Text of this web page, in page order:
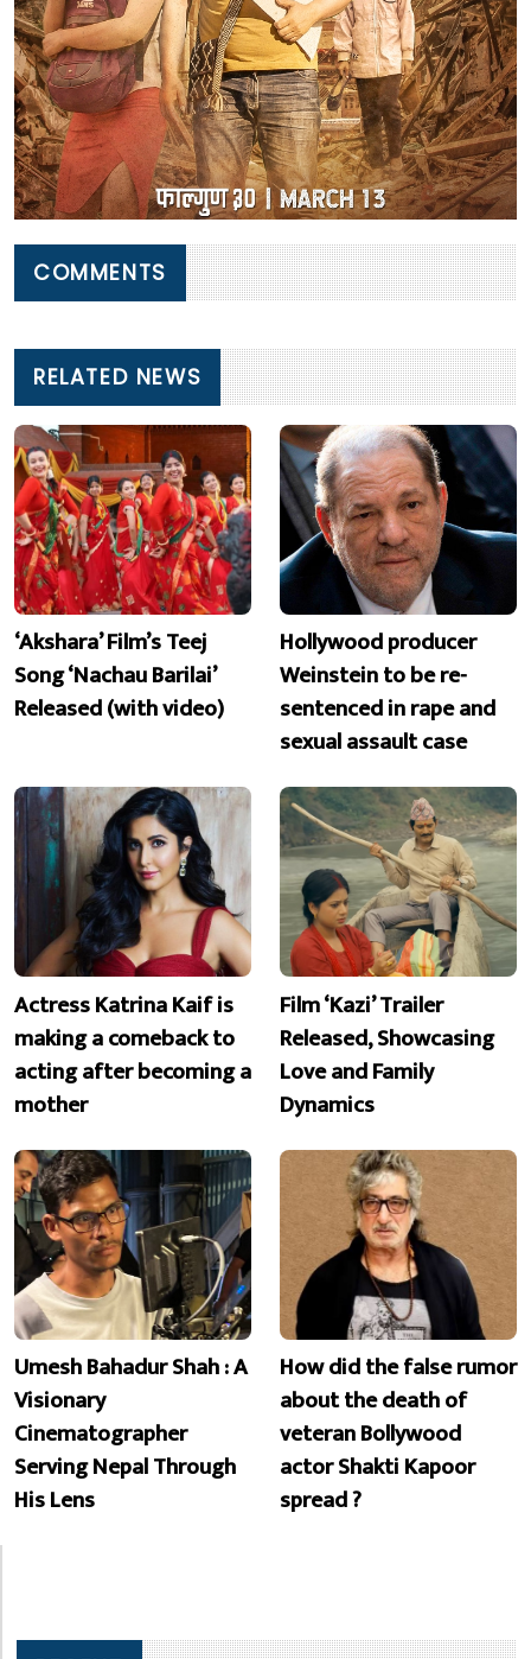
COMMENTS
RELATED NEWS
‘Akshara’ Film’s Teej
Song ‘Nachau Barilai’
Released (with video)
Hollywood producer
Weinstein to be re-
sentenced in rape and
sexual assault case
Actress Katrina Kaif is
making a comeback to
acting after becoming a
mother
Film ‘Kazi’ Trailer
Released, Showcasing
Love and Family
Dynamics
Umesh Bahadur Shah : A
Visionary
Cinematographer
Serving Nepal Through
His Lens
How did the false rumor
about the death of
veteran Bollywood
actor Shakti Kapoor
spread ?